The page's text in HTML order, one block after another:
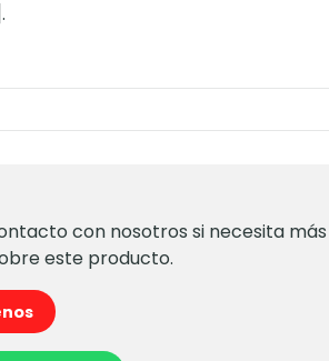
con nosotros si necesita más
este producto.